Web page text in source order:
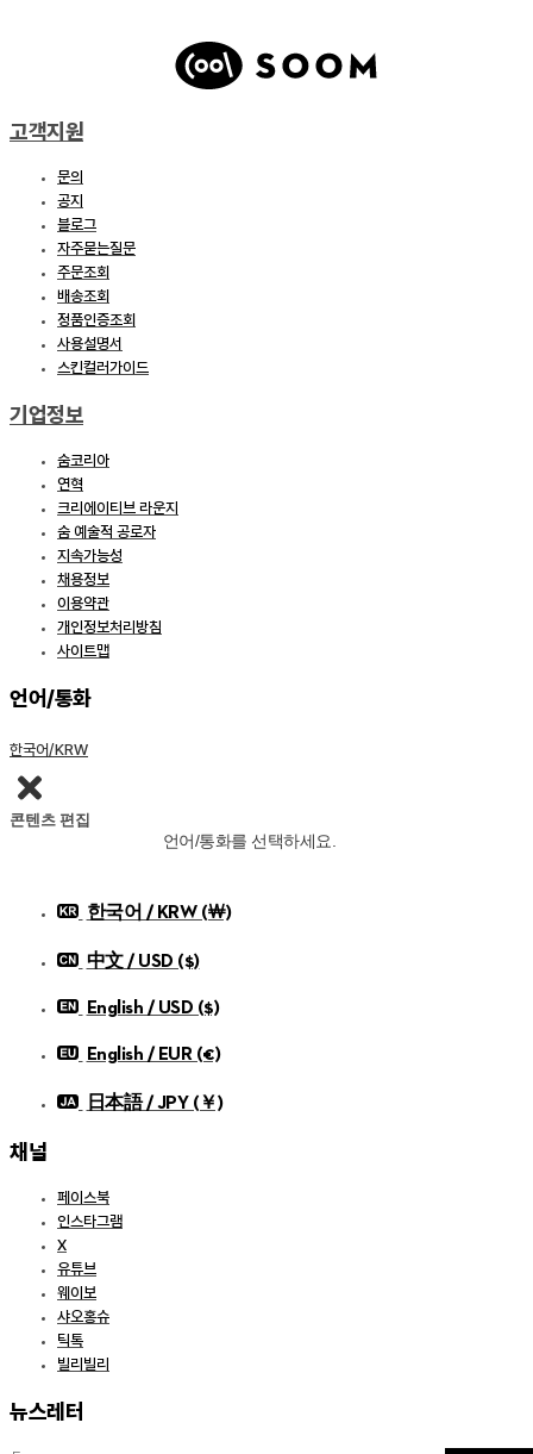
고객지원
문의
공지
블로그
자주묻는질문
주문조회
배송조회
정품인증조회
사용설명서
스킨컬러가이드
기업정보
숨코리아
연혁
크리에이티브 라운지
숨 예술적 공로자
지속가능성
채용정보
이용약관
개인정보처리방침
사이트맵
언어/통화
한국어/KRW
콘텐츠 편집
언어/통화를 선택하세요.
한국어 / KRW (￦)
中文 / USD ($)
English / USD ($)
English / EUR (€)
日本語 / JPY (￥)
채널
페이스북
인스타그램
X
유튜브
웨이보
샤오홍슈
틱톡
빌리빌리
뉴스레터